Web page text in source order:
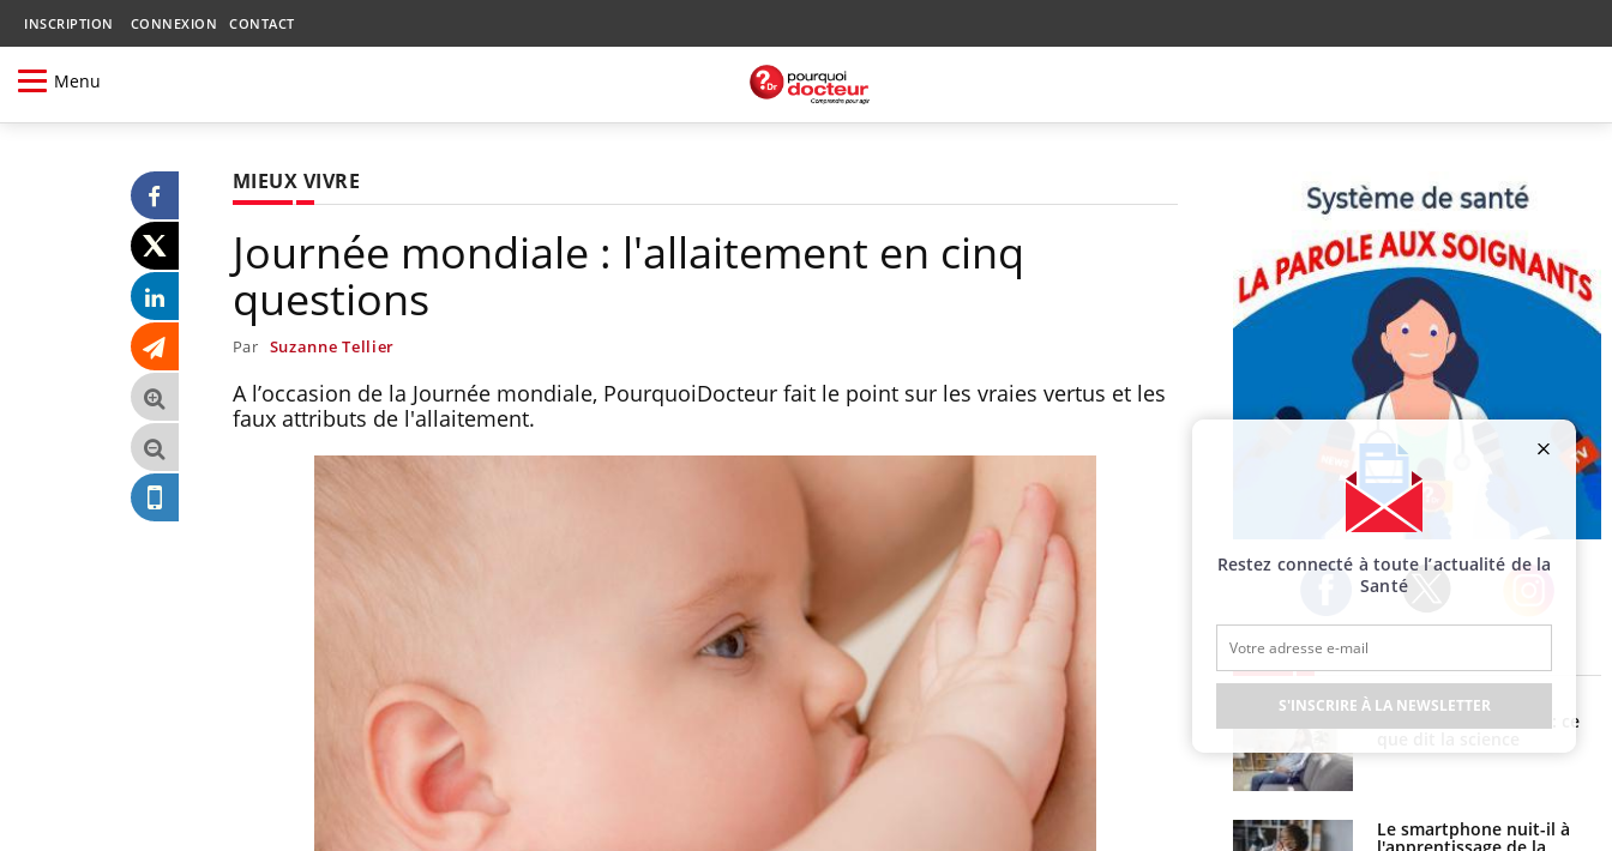
INSCRIPTION CONNEXION CONTACT
Menu
MIEUX VIVRE
Journée mondiale : l'allaitement en cinq
questions
Par Suzanne Tellier
A l’occasion de la Journée mondiale, PourquoiDocteur fait le point sur les vraies vertus et les
faux attributs de l'allaitement.
Facebook Twitter Instagram
EN DIRECT
Chikungunya, dengue,
West Nile : que se passe-t-
il dans le sud de la France ?
Les médicaments GLP-1
protègent-ils aussi les os ?
La sieste empêche-t-elle de
VIH : la fin du comprimé
tous les jours se profile-t-
Fortes chaleurs : pourquoi
le risque de noyade
grimpe-t-il ?
Le Viagra pourrait-il freiner
Grossesse et chaleur : ce
Le smartphone nuit-il à
l'apprentissage de la
Restez connecté à toute l’actualité de la
Santé
S'INSCRIRE À LA NEWSLETTER